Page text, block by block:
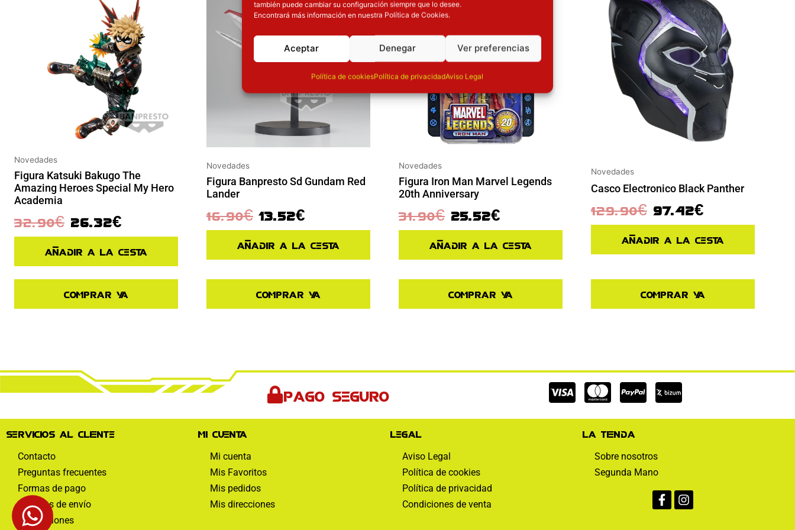
también puede cambiar su configuración siempre que lo desee.
Encontrará más información en nuestra Política de Cookies.
Aceptar Denegar Ver preferencias
Política de cookiesPolítica de privacidadAviso Legal
Novedades
Figura Katsuki Bakugo The
Amazing Heroes Special My Hero
Academia
32.90€ 26.32€
Añadir a la cesta
Comprar ya
Novedades
Figura Banpresto Sd Gundam Red
Lander
16.90€ 13.52€
Añadir a la cesta
Comprar ya
Novedades
Figura Iron Man Marvel Legends
20th Anniversary
31.90€ 25.52€
Añadir a la cesta
Comprar ya
Novedades
Casco Electronico Black Panther
129.90€ 97.42€
Añadir a la cesta
Comprar ya
Pago seguro
Cc-
visa
Cc-
mastercard
Cc-
paypal
Servicios al cliente
Contacto
Preguntas frecuentes
Formas de pago
Políticas de envío
Devoluciones
Mi cuenta
Mi cuenta
Mis Favoritos
Mis pedidos
Mis direcciones
Legal
Aviso Legal
Política de cookies
Política de privacidad
Condiciones de venta
La tienda
Sobre nosotros
Segunda Mano
f